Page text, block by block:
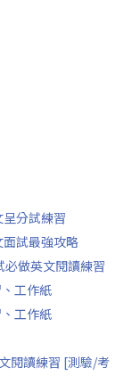
呈分試練習
面試最強攻略
必做英文閱讀練習
工作紙
工作紙
閱讀練習 [測驗/考